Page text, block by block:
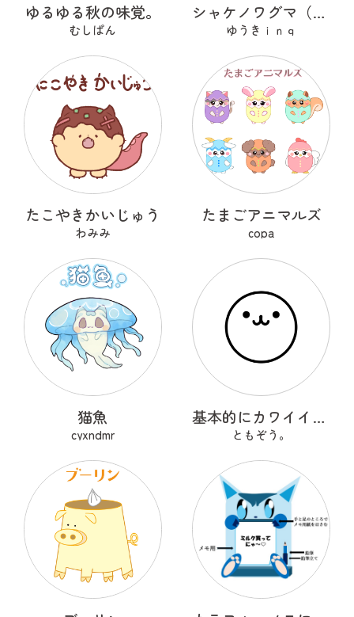
ゆるゆる秋の味覚。
むしぱん
シャケノワグマ（切身）
ゆうきｉｎｇ
たこやきかいじゅう
わみみ
たまごアニマルズ
copa
猫魚
cyxndmr
基本的にカワイイやつ
ともぞう。